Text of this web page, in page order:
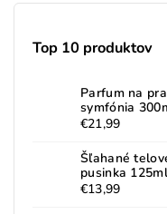
Top 10 produktov
Parfum na
symfónia
€21,99
Šľahané
pusinka 125ml
€13,99